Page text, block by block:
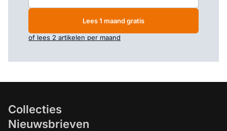
Lees 1 maand gratis
of lees 2 artikelen per maand
Collecties
Nieuwsbrieven